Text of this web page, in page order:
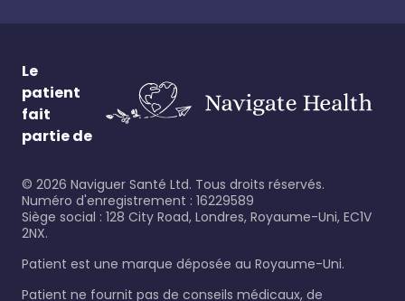
Le
patient
fait
partie de
© 2026 Naviguer Santé Ltd. Tous droits réservés.
Numéro d'enregistrement : 16229589
Siège social : 128 City Road, Londres, Royaume-Uni, EC1V
2NX.
Patient est une marque déposée au Royaume-Uni.
Patient ne fournit pas de conseils médicaux, de